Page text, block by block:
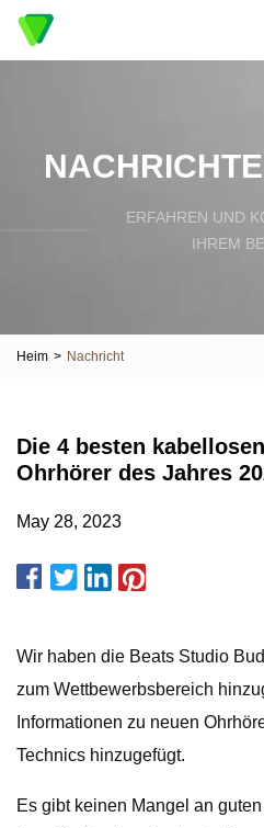
ERFAHREN UND
IHREM
Heim > Nachricht
Die 4 besten
Ohrhörer des Jahres
May 28, 2023
Wir haben die Beats Studio
zum Wettbewerbsbereich
Informationen zu neuen
Technics hinzugefügt.
Es gibt keinen Mangel an